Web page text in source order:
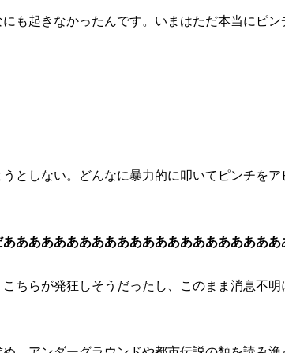
も起きなかったんです。いまはただ本当にピン
しない。どんなに暴力的に叩いてピンチをア
あああああああああああああああああああああ
らが発狂しそうだったし、このまま消息不明